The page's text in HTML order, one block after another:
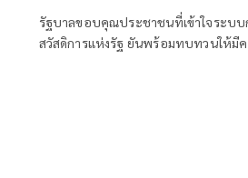
รัฐบาลขอบคุณประชาชนที่เข้าใจระบ
สวัสดิการแห่งรัฐ ยันพร้อมทบทวนให้มี